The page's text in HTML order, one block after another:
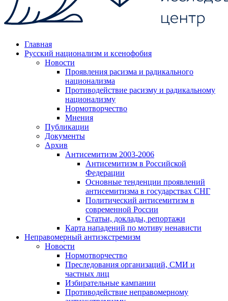
Главная
Русский национализм и ксенофобия
Новости
Проявления расизма и радикального
национализма
Противодействие расизму и радикальному
национализму
Нормотворчество
Мнения
Публикации
Документы
Архив
Антисемитизм 2003-2006
Антисемитизм в Российской
Федерации
Основные тенденции проявлений
антисемитизма в государствах СНГ
Политический антисемитизм в
современной России
Статьи, доклады, репортажи
Карта нападений по мотиву ненависти
Неправомерный антиэкстремизм
Новости
Нормотворчество
Преследования организаций, СМИ и
частных лиц
Избирательные кампании
Противодействие неправомерному